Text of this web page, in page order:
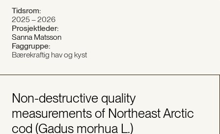
Tidsrom:
2025 – 2026
Prosjektleder:
Sanna Matsson
Faggruppe:
Bærekraftig hav og kyst
Non-destructive quality
measurements of Northeast Arctic
cod (Gadus morhua L.)